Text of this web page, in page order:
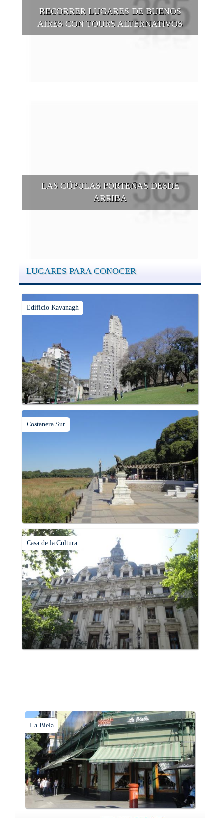
RECORRER LUGARES DE BUENOS
AIRES CON TOURS ALTERNATIVOS
LAS CÚPULAS PORTEÑAS DESDE
ARRIBA
LUGARES PARA CONOCER
Edificio Kavanagh
Costanera Sur
Casa de la Cultura
La Biela